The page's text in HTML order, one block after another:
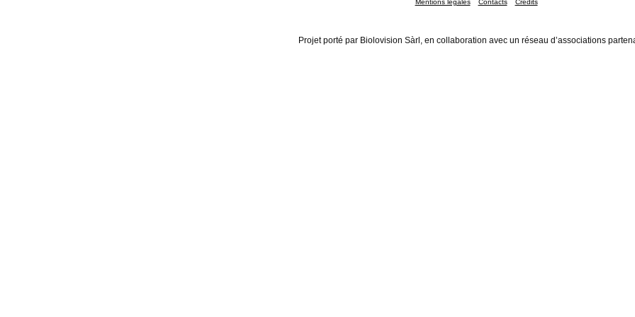
Mentions légales Contacts Crédits
Projet porté par Biolovision Sàrl, en collaboration avec un réseau d’associations